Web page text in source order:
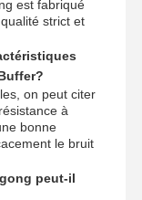
est fabriqué
strict et
on peut citer
à
bonne
le bruit
peut-il